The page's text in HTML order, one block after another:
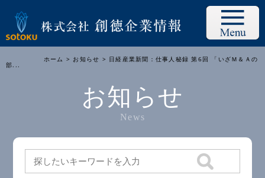
ホーム > お知らせ > 日経産業新聞：仕事人秘録 第6回 「いざＭ＆Ａの
部...
お知らせ
News